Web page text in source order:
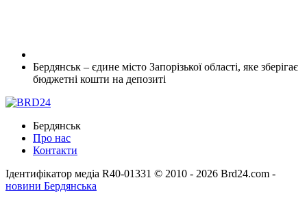
Бердянськ – єдине місто Запорізької області, яке зберігає
бюджетні кошти на депозиті
Бердянськ
Про нас
Контакти
Ідентифікатор медіа R40-01331 © 2010 - 2026 Brd24.com -
новини Бердянська